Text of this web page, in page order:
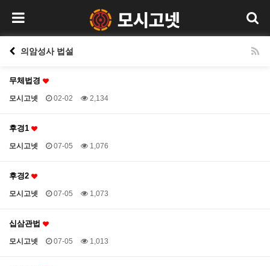
의암성사 법설
무체법경
모시고넷 02-02 2,134
후경1
모시고넷 07-05 1,076
후경2
모시고넷 07-05 1,073
십삼관법
모시고넷 07-05 1,013